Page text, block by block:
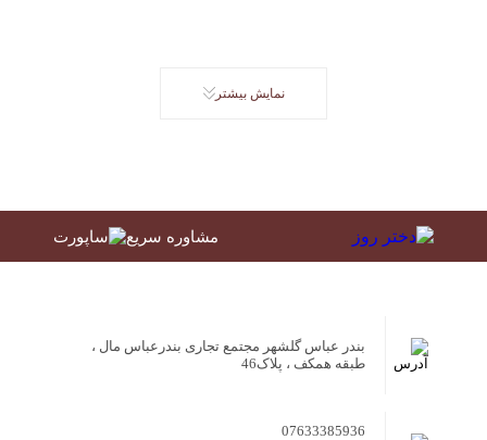
نمایش بیشتر
مشاوره سریع
بندر عباس گلشهر مجتمع تجاری بندرعباس مال ،
طبقه همکف ، پلاک46
07633385936